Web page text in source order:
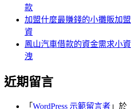
款
加盟什麼最賺錢的小攤販加
資
鳳山汽車借款的資金需求小
洩
近期留言
「 WordPress 示範留言者 」於